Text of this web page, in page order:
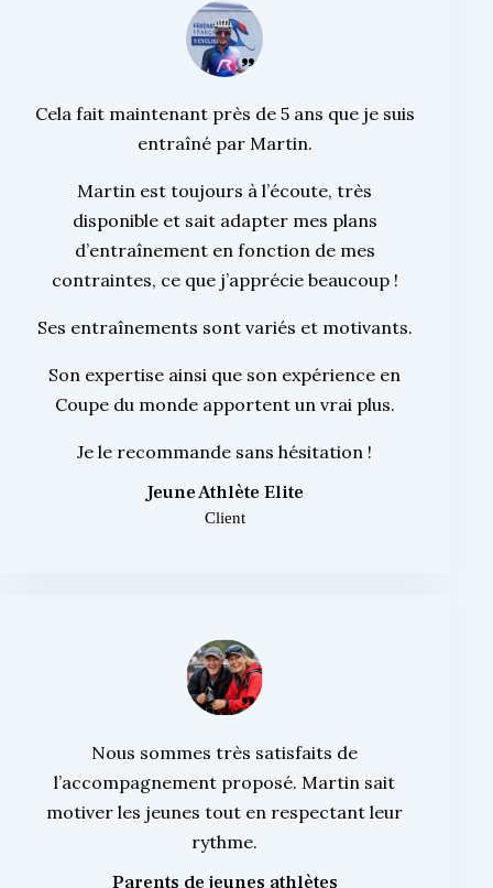
Cela fait maintenant près de 5 ans que je suis
entraîné par Martin.
Martin est toujours à l’écoute, très
disponible et sait adapter mes plans
d’entraînement en fonction de mes
contraintes, ce que j’apprécie beaucoup !
Ses entraînements sont variés et motivants.
Son expertise ainsi que son expérience en
Coupe du monde apportent un vrai plus.
Je le recommande sans hésitation !
Jeune Athlète Elite
Client
Nous sommes très satisfaits de
l’accompagnement proposé. Martin sait
motiver les jeunes tout en respectant leur
rythme.
Parents de jeunes athlètes